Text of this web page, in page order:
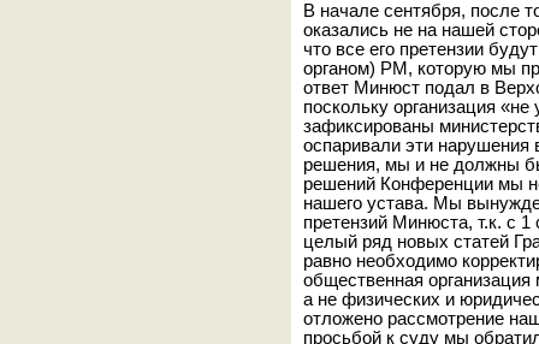
В начале сентября, после
оказались не на нашей
что все его претензии
органом) РМ, которую мы
ответ Минюст подал в
поскольку организация
зафиксированы
оспаривали эти нарушения
решения, мы и не должны
решений Конференции мы
нашего устава. Мы
претензий Минюста, т.к. с 1
целый ряд новых статей
равно необходимо
общественная
а не физических и
отложено рассмотрение
просьбой к суду мы